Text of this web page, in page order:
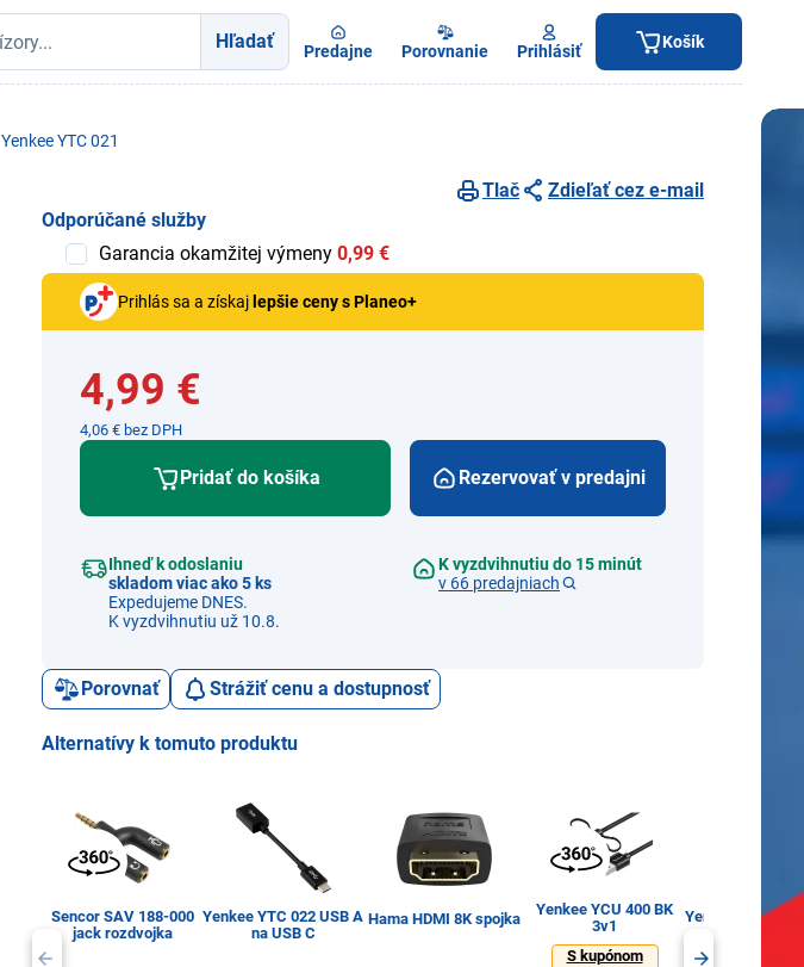
Hľadať Predajne Porovnanie Prihlásiť Košík
Yenkee YTC 021
Tlač
Zdieľať cez e-mail
Odporúčané služby
Garancia okamžitej výmeny 0,99 €
Prihlás sa a získaj lepšie ceny s Planeo+
4,99 €
4,06 € bez DPH
Pridať do košíka
Ihneď k odoslaniu
skladom viac ako 5 ks
Expedujeme DNES.
K vyzdvihnutiu už 10.8.
Rezervovať v predajni
K vyzdvihnutiu do 15 minút
v 66 predajniach
Porovnať Strážiť cenu a dostupnosť
Alternatívy k tomuto produktu
Sencor SAV 188-000
jack rozdvojka
Yenkee YTC 022 USB A
na USB C
Hama HDMI 8K spojka
Yenkee YCU 400 BK
3v1
S kupónom
Yenkee YTC 102